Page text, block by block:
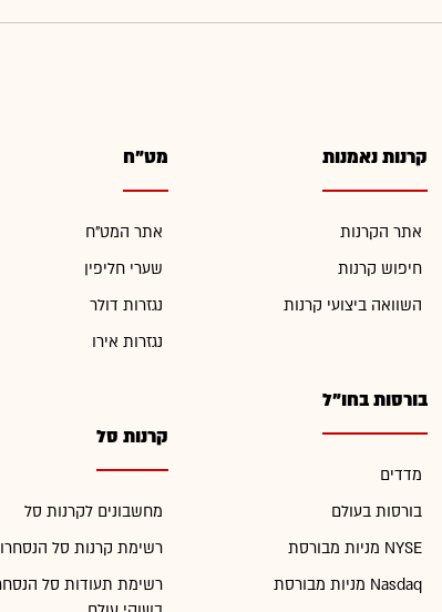
קרנות נאמנות
אתר הקרנות
חיפוש קרנות
השוואה ביצועי קרנות
בורסות בחו"ל
מדדים
בורסות בעולם
מניות מבורסת NYSE
מניות מבורסת Nasdaq
מט"ח
אתר המט"ח
שערי חליפין
נגזרות דולר
נגזרות אירו
קרנות סל
מחשבונים לקרנות סל
רשימת קרנות סל
רשימת תעודות סל